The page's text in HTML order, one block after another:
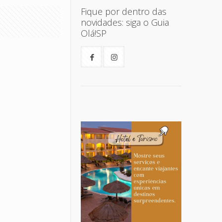
Fique por dentro das
novidades: siga o Guia
Olá!SP